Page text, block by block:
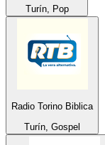
Turín, Pop
Radio Torino Biblica
Turín, Gospel